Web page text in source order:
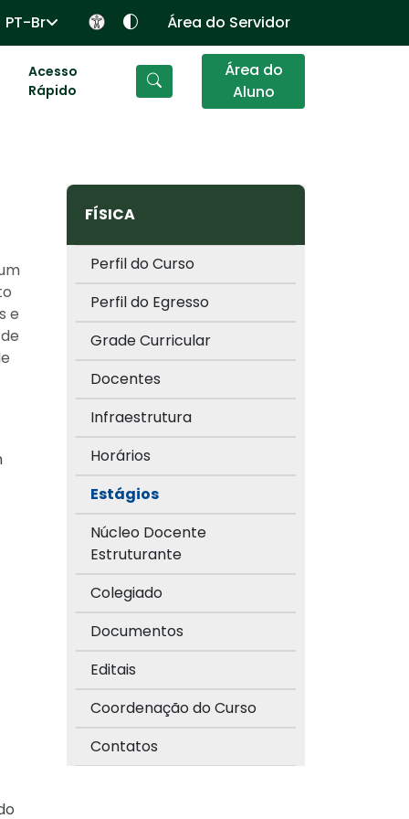
PT-Br Área do Servidor
Acesso
Rápido
Área do
Aluno
e
FÍSICA
Perfil do Curso
Perfil do Egresso
Grade Curricular
Docentes
Infraestrutura
Horários
Estágios
Núcleo Docente
Estruturante
Colegiado
Documentos
Editais
Coordenação do Curso
Contatos